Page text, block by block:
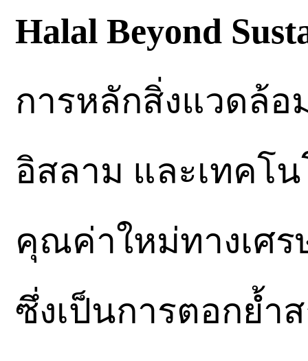
Halal Beyond
การหลักสิ่งแวดล้
อิสลาม และเทคโ
คุณค่าใหม่ทางเศร
ซึ่งเป็นการตอกย้ำ